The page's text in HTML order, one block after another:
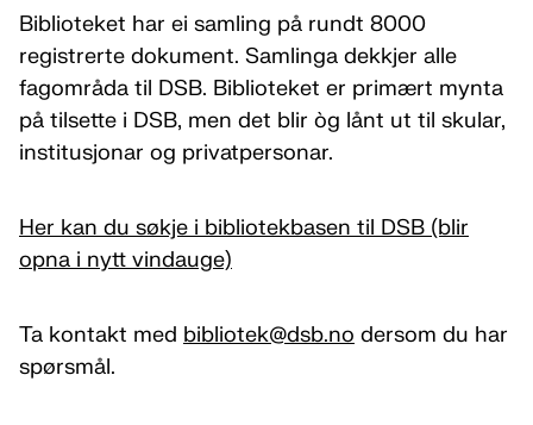
Biblioteket har ei samling på rundt 8000
registrerte dokument. Samlinga dekkjer alle
fagområda til DSB. Biblioteket er primært mynta
på tilsette i DSB, men det blir òg lånt ut til skular,
institusjonar og privatpersonar.
Her kan du søkje i bibliotekbasen til DSB (blir
opna i nytt vindauge)
Ta kontakt med bibliotek­@dsb.no dersom du har
spørsmål.